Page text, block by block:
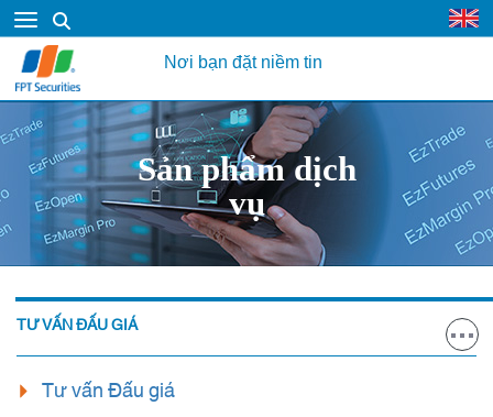
Nơi bạn đặt niềm tin
Sản phẩm dịch
vụ
TƯ VẤN ĐẤU GIÁ
Tư vấn Đấu giá